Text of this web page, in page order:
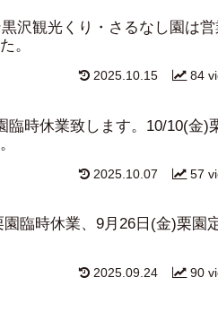
沢観光くり・さるなし園は
。
84
2025.10.15
時休業致します。10/10(金)
57
2025.10.07
臨時休業、9月26日(金)栗園
90
2025.09.24